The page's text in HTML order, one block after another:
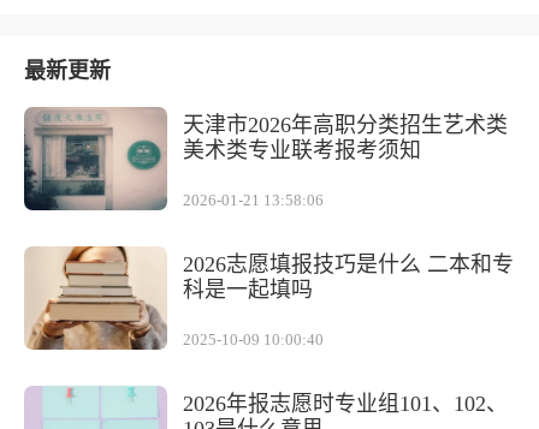
最新更新
天津市2026年高职分类招生艺术类
美术类专业联考报考须知
2026-01-21 13:58:06
2026志愿填报技巧是什么 二本和专
科是一起填吗
2025-10-09 10:00:40
2026年报志愿时专业组101、102、